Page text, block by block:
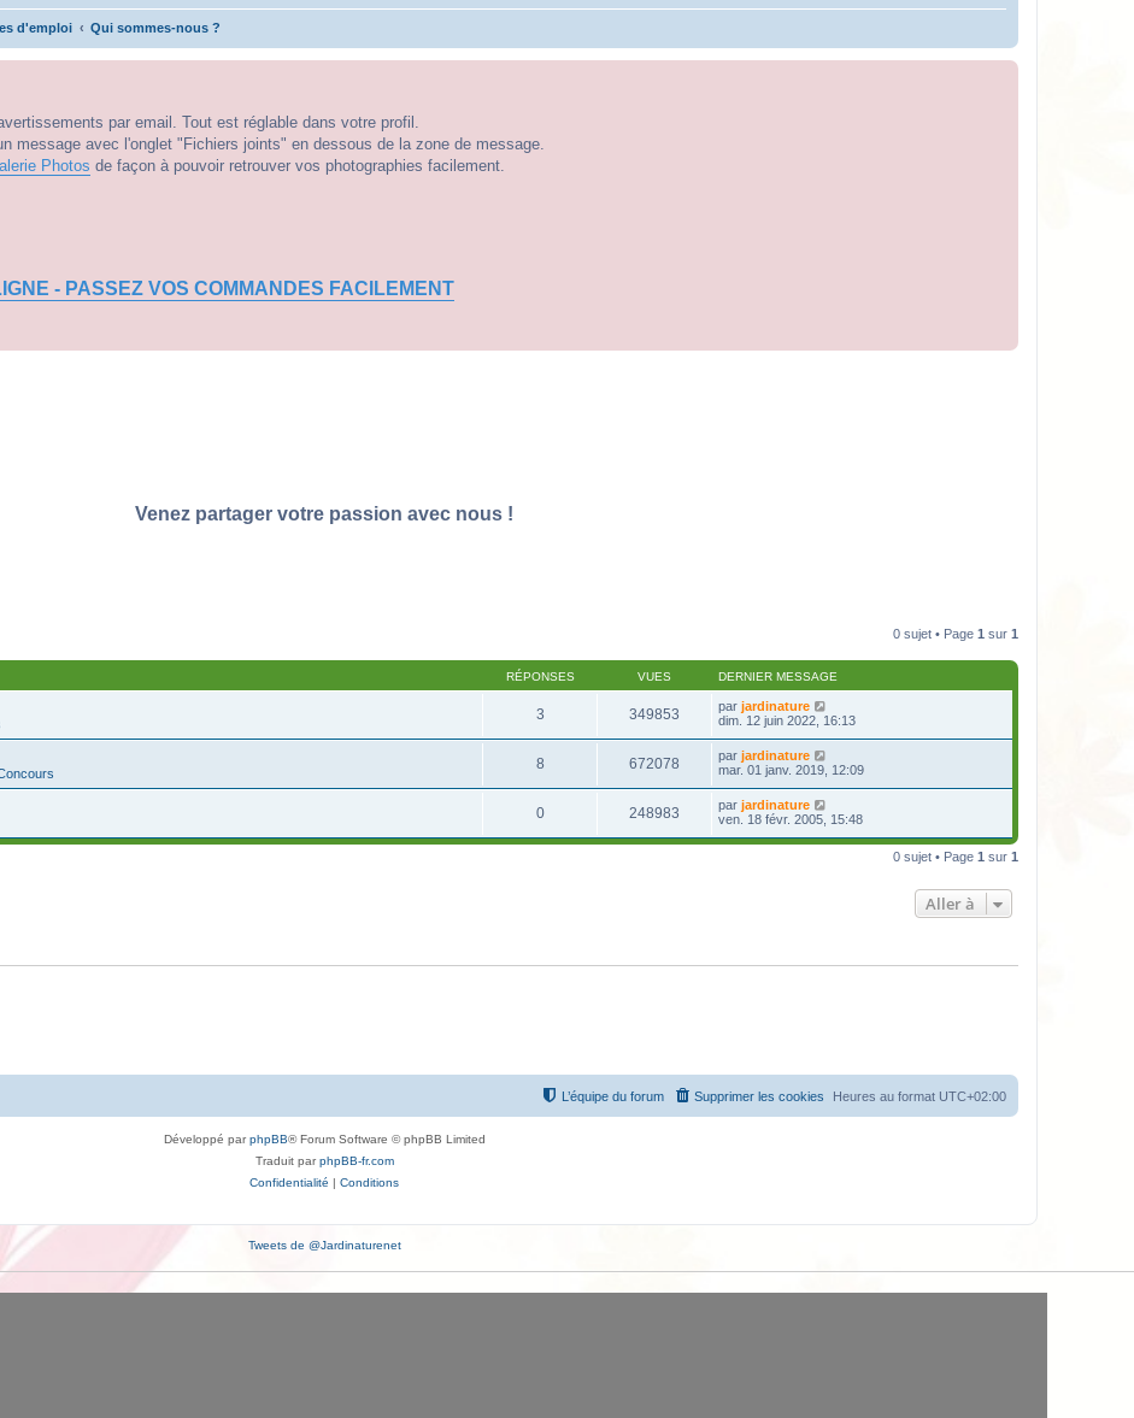
d'emploi Qui sommes-nous ?
par email. Tout est réglable dans votre profil.
message avec l'onglet "Fichiers joints" en dessous de la zone de message.
Photos de façon à pouvoir retrouver vos photographies facilement.
- PASSEZ VOS COMMANDES FACILEMENT
Venez partager votre passion avec nous !
0 sujet • Page 1 sur 1
RÉPONSES VUES DERNIER MESSAGE
3 349853 par jardinature
dim. 12 juin 2022, 16:13
8 672078 par jardinature
mar. 01 janv. 2019, 12:09
0 248983 par jardinature
ven. 18 févr. 2005, 15:48
0 sujet • Page 1 sur 1
Aller à
Heures au format UTC+02:00
Supprimer les cookies
L’équipe du forum
Développé parphpBB® Forum Software © phpBB Limited
Traduit parphpBB-fr.com
Confidentialité | Conditions
Tweets de @Jardinaturenet